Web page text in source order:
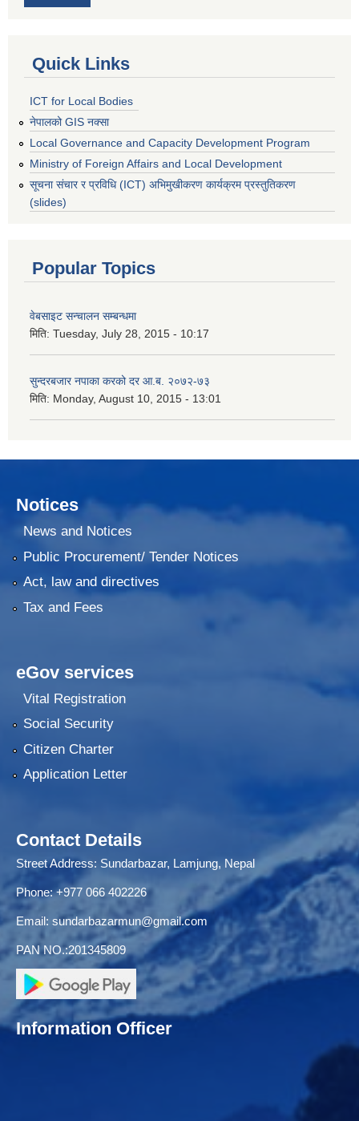
Quick Links
ICT for Local Bodies
नेपालको GIS नक्सा
Local Governance and Capacity Development Program
Ministry of Foreign Affairs and Local Development
सूचना संचार र प्रविधि (ICT) अभिमुखीकरण कार्यक्रम प्रस्तुतिकरण
(slides)
Popular Topics
वेबसाइट सन्चालन सम्बन्धमा
मिति: Tuesday, July 28, 2015 - 10:17
सुन्दरबजार नपाका करको दर आ.ब. २०७२-७३
मिति: Monday, August 10, 2015 - 13:01
Notices
News and Notices
Public Procurement/ Tender Notices
Act, law and directives
Tax and Fees
eGov services
Vital Registration
Social Security
Citizen Charter
Application Letter
Contact Details
Street Address: Sundarbazar, Lamjung, Nepal
Phone: +977 066 402226
Email: sundarbazarmun@gmail.com
PAN NO.:201345809
Information Officer